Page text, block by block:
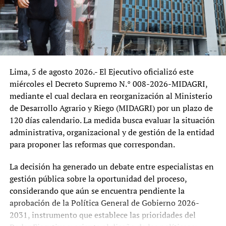
De confirmarse los hechos descritos, el caso podría
reabrir el debate sobre los límites de la discrecionalidad
política en la administración pública y el respeto a los
cargos cuyo período y causales de remoción se
encuentran expresamente regulados por ley.
Desde una perspectiva institucional, el episodio plantea
interrogantes sobre la relación entre el Poder Ejecutivo y
los organismos técnicos especializados. Si bien todo
gobierno tiene la potestad de definir prioridades y
conformar equipos en los cargos de confianza, los
organismos cuyos titulares cuentan con mandatos
legales buscan precisamente garantizar continuidad,
políticos. Cualquier intento de apartar a estos
funcionarios fuera del procedimiento establecido podría
generar cuestionamientos sobre la seguridad jurídica y la
independencia institucional.
Lima, 5 de agosto 2026.- El Ejecutivo oficializó este
miércoles el Decreto Supremo N.° 008-2026-MIDAGRI,
mediante el cual declara en reorganización al Ministerio
de Desarrollo Agrario y Riego (MIDAGRI) por un plazo de
120 días calendario. La medida busca evaluar la situación
administrativa, organizacional y de gestión de la entidad
para proponer las reformas que correspondan.
La decisión ha generado un debate entre especialistas en
gestión pública sobre la oportunidad del proceso,
considerando que aún se encuentra pendiente la
aprobación de la Política General de Gobierno 2026-
2031, instrumento que establece las prioridades del